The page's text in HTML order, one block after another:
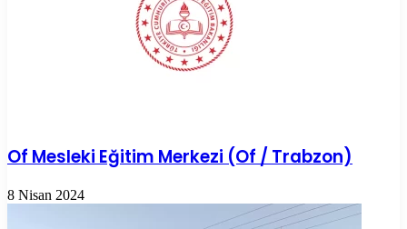
Of Mesleki Eğitim Merkezi (Of / Trabzon)
8 Nisan 2024